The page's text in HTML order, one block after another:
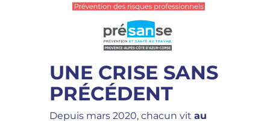
UNE CRISE SANS
PRÉCÉDENT
Depuis mars 2020, chacun vitau